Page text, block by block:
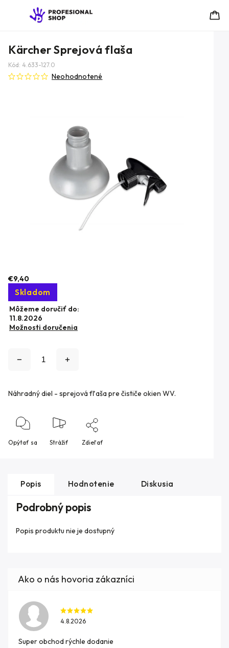
Kärcher Sprejová flaša
Kód: 4.633-127.0
Neohodnotené
€9,40
Skladom
Môžeme doručiť do:
11.8.2026
Možnosti doručenia
Náhradný diel - sprejová fľaša pre čističe okien WV.
Opýtať sa Strážiť Zdieľať
Popis Hodnotenie Diskusia
Podrobný popis
Popis produktu nie je dostupný
4.8.2026
Super obchod rýchle dodanie